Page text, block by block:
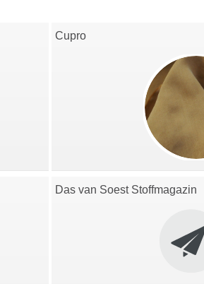
Cupro
Das van Soest Stoffmagazin